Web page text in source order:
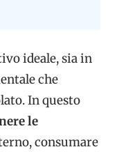
ideale, sia in
che
In questo
le
consumare